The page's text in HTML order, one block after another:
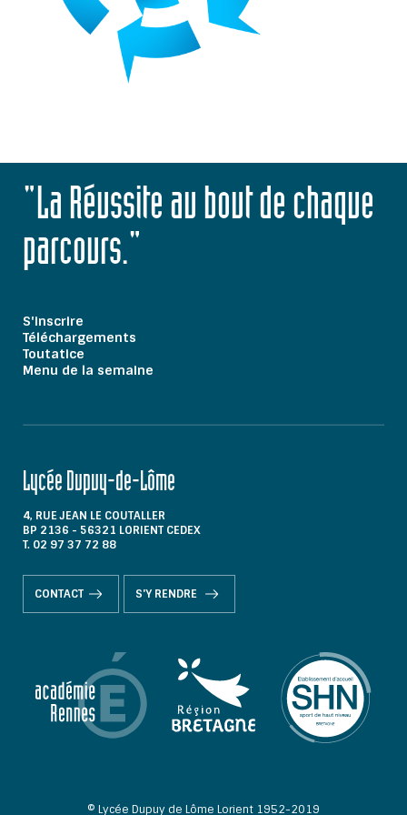
"La Réussite au bout de chaque
parcours."
S'inscrire
Téléchargements
Toutatice
Menu de la semaine
Lycée Dupuy-de-Lôme
4, RUE JEAN LE COUTALLER
BP 2136 - 56321 LORIENT CEDEX
T. 02 97 37 72 88
CONTACT S'Y RENDRE
© Lycée Dupuy de Lôme Lorient 1952-2019